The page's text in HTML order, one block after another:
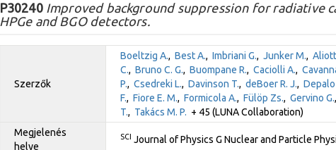
P30240Improved background suppression for radiative
HPGe and BGO detectors.
Szerzők
Boeltzig A., Best A., Imbriani G., Junker M.,
C., Bruno C. G., Buompane R., Caciolli A.,
P., Csedreki L., Davinson T., deBoer R. J., Depalo
F., Fiore E. M., Formicola A., Fülöp Zs., Gervino G.,
T., Takács M. P. + 45 (LUNA Collaboration)
Megjelenés
helye
SCI Journal of Physics G Nuclear and Particle